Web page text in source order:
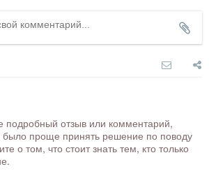
подробный отзыв или комментарий,
проще принять решение по поводу
о том, что стоит знать тем, кто только